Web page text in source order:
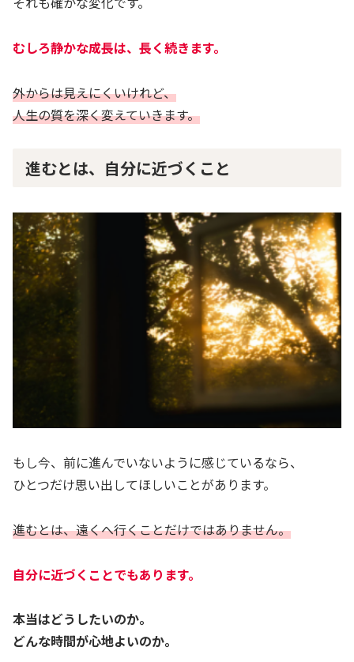
むしろ静かな成長は、長く続きます。
外からは見えにくいけれど、
人生の質を深く変えていきます。
進むとは、自分に近づくこと
もし今、前に進んでいないように感じているなら、
ひとつだけ思い出してほしいことがあります。
進むとは、遠くへ行くことだけではありません。
自分に近づくことでもあります。
本当はどうしたいのか。
どんな時間が心地よいのか。